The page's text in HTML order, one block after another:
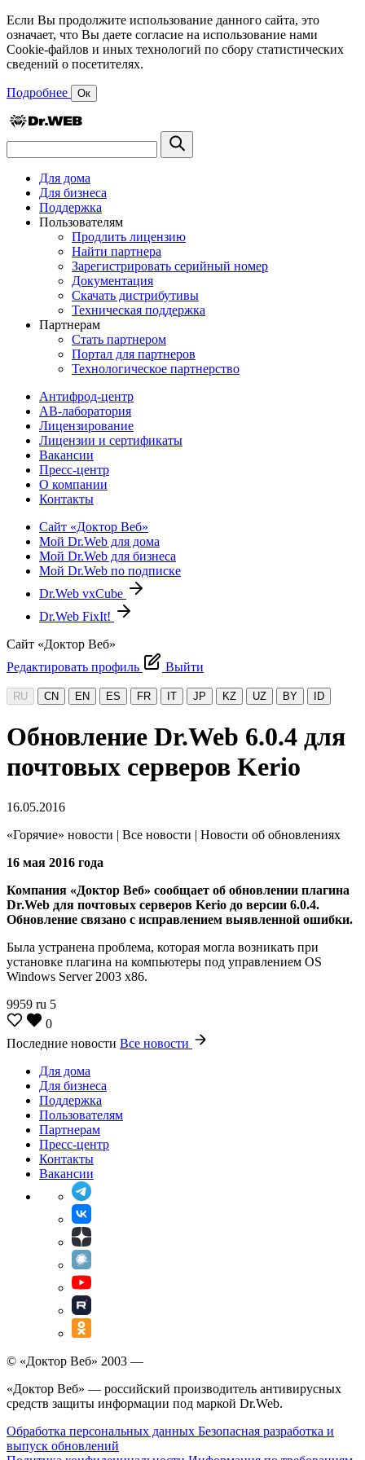
Если Вы продолжите использование данного сайта, это
означает, что Вы даете согласие на использование нами
Cookie-файлов и иных технологий по сбору статистических
сведений о посетителях.
Подробнее Ок
Для дома
Для бизнеса
Поддержка
Пользователям
Продлить лицензию
Найти партнера
Зарегистрировать серийный номер
Документация
Скачать дистрибутивы
Техническая поддержка
Партнерам
Стать партнером
Портал для партнеров
Технологическое партнерство
Антифрод-центр
АВ-лаборатория
Лицензирование
Лицензии и сертификаты
Вакансии
Пресс-центр
О компании
Контакты
Сайт «Доктор Веб»
Мой Dr.Web для дома
Мой Dr.Web для бизнеса
Мой Dr.Web по подписке
Dr.Web vxCube
Dr.Web FixIt!
Сайт «Доктор Веб»
Редактировать профиль
Выйти
RU CN EN ES FR IT JP KZ UZ BY ID
Обновление Dr.Web 6.0.4 для
почтовых серверов Kerio
16.05.2016
«Горячие» новости | Все новости | Новости об обновлениях
16 мая 2016 года
Компания «Доктор Веб» сообщает об обновлении плагина
Dr.Web для почтовых серверов Kerio до версии 6.0.4.
Обновление связано с исправлением выявленной ошибки.
Была устранена проблема, которая могла возникать при
установке плагина на компьютеры под управлением OS
Windows Server 2003 x86.
9959 ru 5
0
Последние новости Все новости
Для дома
Для бизнеса
Поддержка
Пользователям
Партнерам
Пресс-центр
Контакты
Вакансии
© «Доктор Веб» 2003 —
«Доктор Веб» — российский производитель антивирусных
средств защиты информации под маркой Dr.Web.
Обработка персональных данных Безопасная разработка и
выпуск обновлений